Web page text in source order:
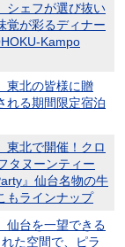
シェフが選び抜い
覚が彩るディナー
Kampo
東北の皆様に贈
れる期間限定宿泊
東北で開催！クロ
タヌーンティー
』仙台名物の牛
もラインナップ
仙台を一望できる
た空間で、ピラ